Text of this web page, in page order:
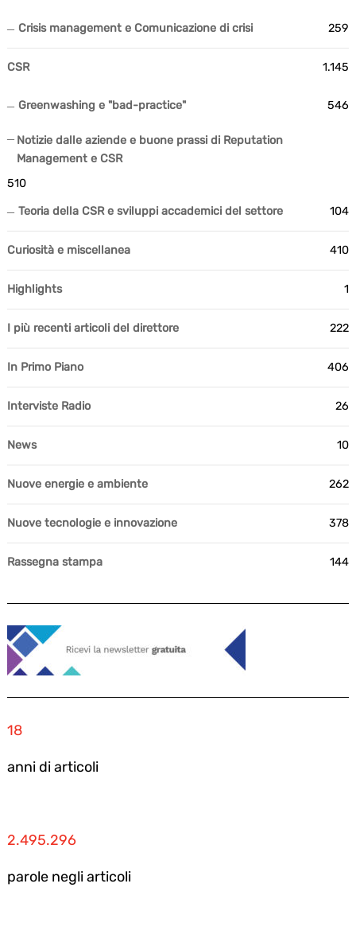
Crisis management e Comunicazione di crisi 259
CSR 1.145
Greenwashing e "bad-practice" 546
Notizie dalle aziende e buone prassi di Reputation
Management e CSR
510
Teoria della CSR e sviluppi accademici del settore 104
Curiosità e miscellanea 410
Highlights 1
I più recenti articoli del direttore 222
In Primo Piano 406
Interviste Radio 26
News 10
Nuove energie e ambiente 262
Nuove tecnologie e innovazione 378
Rassegna stampa 144
18
anni di articoli
2.495.296
parole negli articoli